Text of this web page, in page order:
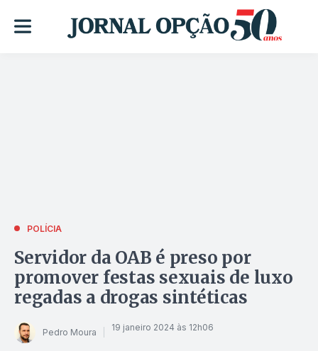
POLÍCIA
Servidor da OAB é preso por
promover festas sexuais de luxo
regadas a drogas sintéticas
Pedro Moura 19 janeiro 2024 às 12h06